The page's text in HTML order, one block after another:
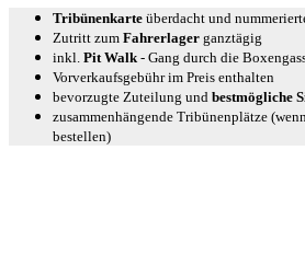
Tribünenkarte überdacht und
Zutritt zum Fahrerlager ganztägig
inkl. Pit Walk - Gang durch die
Vorverkaufsgebühr im Preis enthalten
bevorzugte Zuteilung und bestmögliche
zusammenhängende Tribünenplätze
bestellen)